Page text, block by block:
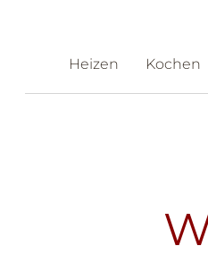
Heizen Kochen